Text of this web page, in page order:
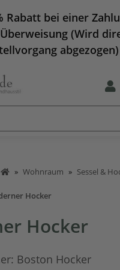
Rabatt bei einer
(Wird
abgezogen)
Wohnraum Sessel &
Hocker
Hocker
Boston Hocker